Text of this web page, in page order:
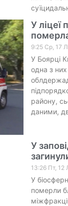
У ліцеї
9:25 Ср, 17
У Боярці
одна з
району,
даними,
У
13:26 Пт, 12
У
померли